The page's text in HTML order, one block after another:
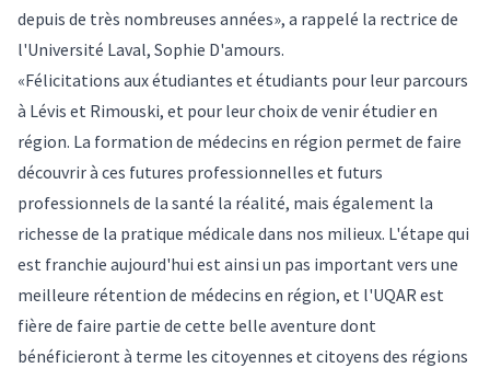
depuis de très nombreuses années», a rappelé la rectrice de
l'Université Laval, Sophie D'amours.
«Félicitations aux étudiantes et étudiants pour leur parcours
à Lévis et Rimouski, et pour leur choix de venir étudier en
région. La formation de médecins en région permet de faire
découvrir à ces futures professionnelles et futurs
professionnels de la santé la réalité, mais également la
richesse de la pratique médicale dans nos milieux. L'étape qui
est franchie aujourd'hui est ainsi un pas important vers une
meilleure rétention de médecins en région, et l'UQAR est
fière de faire partie de cette belle aventure dont
bénéficieront à terme les citoyennes et citoyens des régions